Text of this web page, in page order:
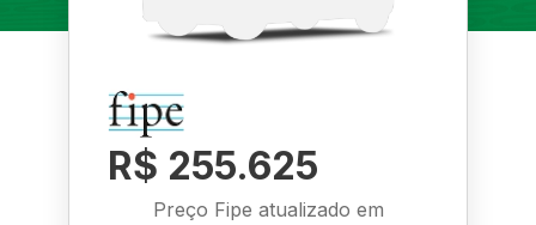
R$ 255.625
Preço Fipe atualizado em